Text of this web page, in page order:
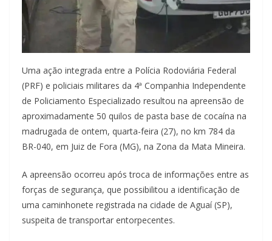
Uma ação integrada entre a Polícia Rodoviária Federal
(PRF) e policiais militares da 4ª Companhia Independente
de Policiamento Especializado resultou na apreensão de
aproximadamente 50 quilos de pasta base de cocaína na
madrugada de ontem, quarta-feira (27), no km 784 da
BR-040, em Juiz de Fora (MG), na Zona da Mata Mineira.
A apreensão ocorreu após troca de informações entre as
forças de segurança, que possibilitou a identificação de
uma caminhonete registrada na cidade de Aguaí (SP),
suspeita de transportar entorpecentes.